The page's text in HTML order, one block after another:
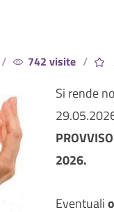
742 visite
Si rende
2026.
Eventuali